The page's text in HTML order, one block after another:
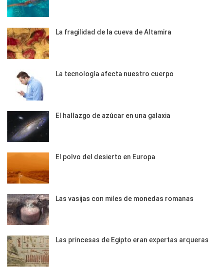
La fragilidad de la cueva de Altamira
La tecnología afecta nuestro cuerpo
El hallazgo de azúcar en una galaxia
El polvo del desierto en Europa
Las vasijas con miles de monedas romanas
Las princesas de Egipto eran expertas arqueras